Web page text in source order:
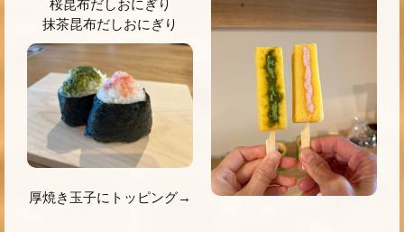
桜昆布だしおにぎり
抹茶昆布だしおにぎり
厚焼き玉子にトッピング→